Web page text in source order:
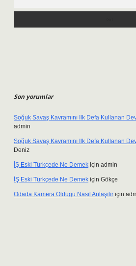
Son yorumlar
Soğuk Savaş Kavramını Ilk Defa Kullanan
admin
Soğuk Savaş Kavramını Ilk Defa Kullanan
Deniz
İŞ Eski Türkçede Ne Demek için admin
İŞ Eski Türkçede Ne Demek için Gökçe
Odada Kamera Oldugu Nasıl Anlaşılır için